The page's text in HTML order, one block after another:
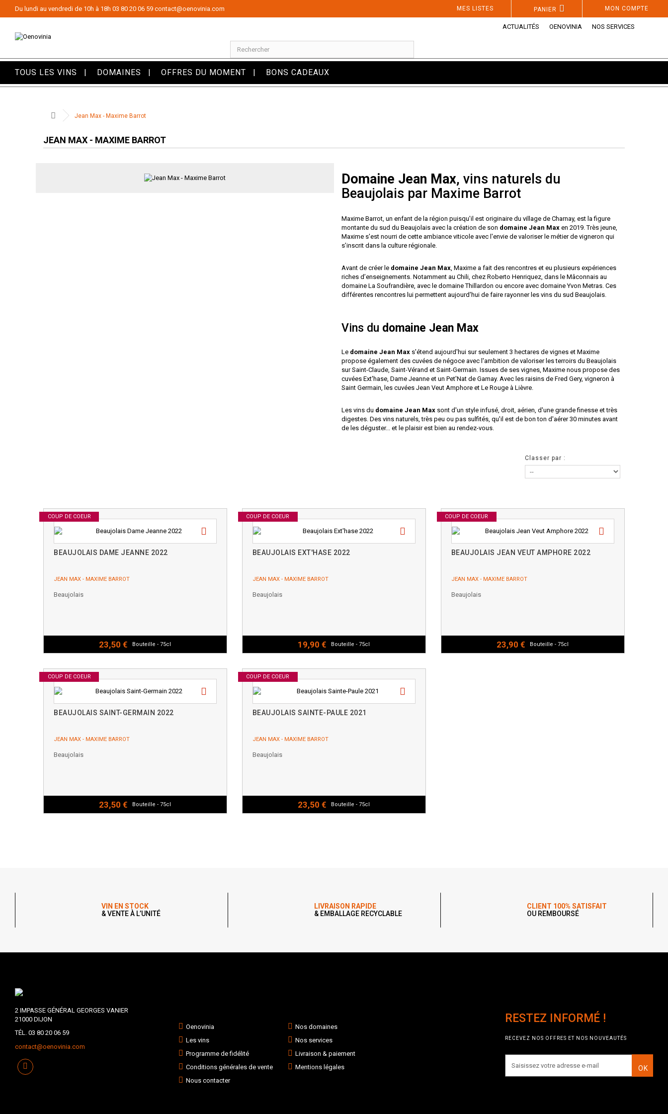
MON COMPTE
PANIER
MES LISTES
Du lundi au vendredi de 10h à 18h 03 80 20 06 59 contact@oenovinia.com
ACTUALITÉS OENOVINIA NOS SERVICES
TOUS LES VINS DOMAINES OFFRES DU MOMENT BONS CADEAUX
Jean Max - Maxime Barrot
JEAN MAX - MAXIME BARROT
Domaine Jean Max, vins naturels du
Beaujolais par Maxime Barrot
Maxime Barrot, un enfant de la région puisqu'il est originaire du village de Charnay, est la figure
montante du sud du Beaujolais avec la création de son domaine Jean Max en 2019. Très jeune,
Maxime s'est nourri de cette ambiance viticole avec l'envie de valoriser le métier de vigneron qui
s’inscrit dans la culture régionale.
Avant de créer le domaine Jean Max, Maxime a fait des rencontres et eu plusieurs expériences
riches d’enseignements. Notamment au Chili, chez Roberto Henriquez, dans le Mâconnais au
domaine La Soufrandière, avec le domaine Thillardon ou encore avec domaine Yvon Metras. Ces
différentes rencontres lui permettent aujourd'hui de faire rayonner les vins du sud Beaujolais.
Vins du domaine Jean Max
Le domaine Jean Max s'étend aujourd'hui sur seulement 3 hectares de vignes et Maxime
propose également des cuvées de négoce avec l'ambition de valoriser les terroirs du Beaujolais
sur Saint-Claude, Saint-Vérand et Saint-Germain. Issues de ses vignes, Maxime nous propose des
cuvées Ext'hase, Dame Jeanne et un Pet'Nat de Gamay. Avec les raisins de Fred Gery, vigneron à
Saint Germain, les cuvées Jean Veut Amphore et Le Rouge à Lièvre.
Les vins du domaine Jean Max sont d'un style infusé, droit, aérien, d'une grande finesse et très
digestes. Des vins naturels, très peu ou pas sulfités, qu'il est de bon ton d'aérer 30 minutes avant
de les déguster... et le plaisir est bien au rendez-vous.
Classer par :
COUP DE COEUR
BEAUJOLAIS DAME JEANNE 2022
JEAN MAX - MAXIME BARROT
Beaujolais
23,50 € Bouteille - 75cl
COUP DE COEUR
BEAUJOLAIS EXT'HASE 2022
JEAN MAX - MAXIME BARROT
Beaujolais
19,90 € Bouteille - 75cl
COUP DE COEUR
BEAUJOLAIS JEAN VEUT AMPHORE 2022
JEAN MAX - MAXIME BARROT
Beaujolais
23,90 € Bouteille - 75cl
COUP DE COEUR
BEAUJOLAIS SAINT-GERMAIN 2022
JEAN MAX - MAXIME BARROT
Beaujolais
23,50 € Bouteille - 75cl
COUP DE COEUR
BEAUJOLAIS SAINTE-PAULE 2021
JEAN MAX - MAXIME BARROT
Beaujolais
23,50 € Bouteille - 75cl
VIN EN STOCK
& VENTE À L’UNITÉ
LIVRAISON RAPIDE
& EMBALLAGE RECYCLABLE
CLIENT 100% SATISFAIT
OU REMBOURSÉ
2 IMPASSE GÉNÉRAL GEORGES VANIER
21000 DIJON
TÉL. 03 80 20 06 59
contact@oenovinia.com
Oenovinia
Nos domaines
Les vins
Nos services
Programme de fidélité
Livraison & paiement
Conditions générales de vente
Mentions légales
Nous contacter
RESTEZ INFORMÉ !
RECEVEZ NOS OFFRES ET NOS NOUVEAUTÉS
OK
Panneau de gestion des cookies